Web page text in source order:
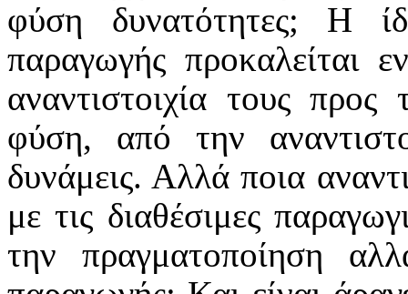
φύση δυνατότητες; Η
παραγωγής προκαλείται
αναντιστοιχία τους
φύση, από την
δυνάμεις. Αλλά ποια
με τις διαθέσιμες
την πραγματοποίηση